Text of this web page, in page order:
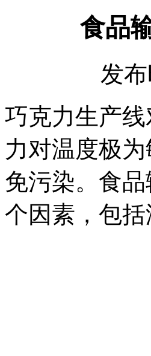
食品
发
巧克力生产线
力对温度极
免污染。食
个因素，包